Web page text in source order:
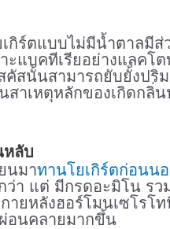
เกิร์ตแบบไม่มีน้ำตาลมี
ะแบคทีเรียอย่างแลคโ
คัสนั้นสามารถยับยั้งปริ
สาเหตุหลักของเกิดกลิ่
หลับ
นมาทานโยเกิร์ตก่อนน
ว่า แต่ มีกรดอะมิโน รว
ายหลังฮอร์โมนเซโรโ
อนคลายมากขึ้น